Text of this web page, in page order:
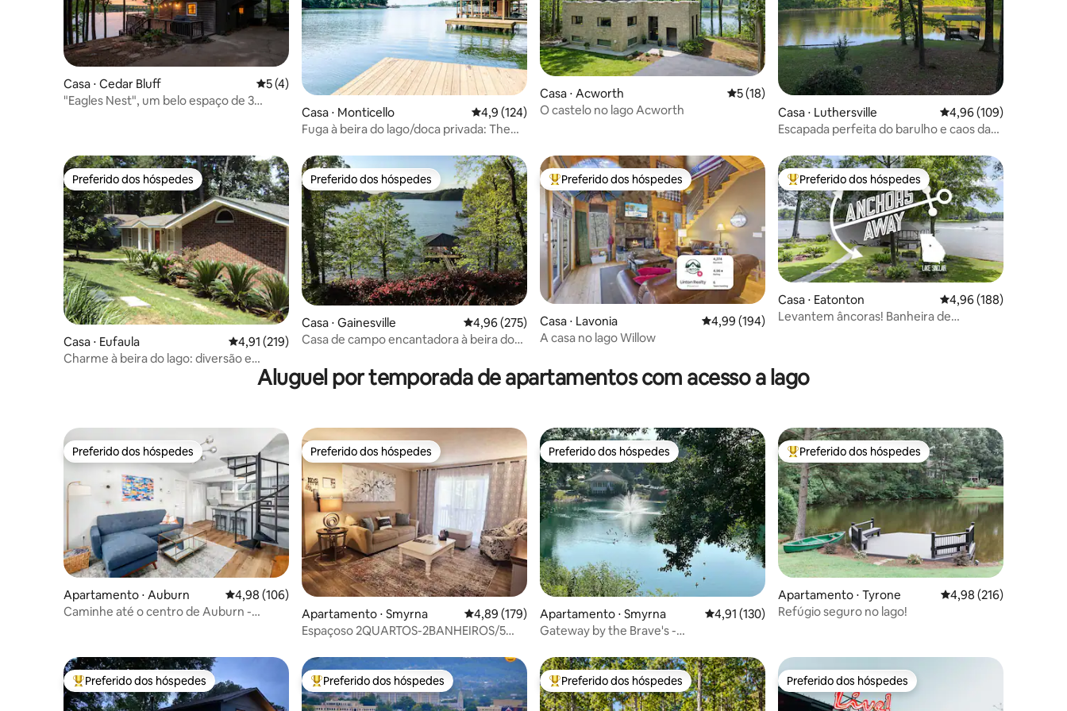
Casa ⋅ Cedar Bluff 5 de uma avaliação média de 5, 4 avaliações
5 (4)
"Eagles Nest", um belo espaço de 3
Casa ⋅ Monticello 4,9 de uma avaliação média de 5, 124 avaliações
4,9 (124)
Fuga à beira do lago/doca privada: The
Casa ⋅ Acworth 5 de uma avaliação média de 5, 18 avaliações
5 (18)
O castelo no lago Acworth
Casa ⋅ Luthersville 4,96 de uma avaliação
4,96 (109)
Escapada perfeita do barulho e caos da
Preferido dos hóspedes
Preferido dos hóspedes
Casa ⋅ Eufaula 4,91 de uma avaliação média de 5, 219 avaliações
4,91 (219)
Charme à beira do lago: diversão e
Preferido dos hóspedes
Preferido dos hóspedes
Casa ⋅ Gainesville 4,96 de uma avaliação média de 5, 275 avaliações
4,96 (275)
Casa de campo encantadora à beira do
Entre os melhores preferidos dos hóspedes
Preferido dos hóspedes
Casa ⋅ Lavonia 4,99 de uma avaliação média de 5, 194 avaliações
4,99 (194)
A casa no lago Willow
Entre os melhores preferidos dos hóspedes
Preferido dos hóspedes
Casa ⋅ Eatonton 4,96 de uma avaliação
4,96 (188)
Levantem âncoras! Banheira de
Aluguel por temporada de apartamentos com acesso a lago
Preferido dos hóspedes
Preferido dos hóspedes
Apartamento ⋅ Auburn 4,98 de uma avaliação média de 5, 106 avaliações
4,98 (106)
Caminhe até o centro de Auburn -
Preferido dos hóspedes
Preferido dos hóspedes
Apartamento ⋅ Smyrna 4,89 de uma avaliação média de 5, 179 avaliações
4,89 (179)
Espaçoso 2QUARTOS-2BANHEIROS/5
Turístico/estacionamento gratuito
Preferido dos hóspedes
Preferido dos hóspedes
Apartamento ⋅ Smyrna 4,91 de uma avaliação média de 5, 130 avaliações
4,91 (130)
Gateway by the Brave's -
aconchegante
Entre os melhores preferidos dos hóspedes
Preferido dos hóspedes
Apartamento ⋅ Tyrone 4,98 de uma avaliação
4,98 (216)
Refúgio seguro no lago!
Entre os melhores preferidos dos hóspedes
Preferido dos hóspedes Entre os melhores preferidos dos hóspedes
Preferido dos hóspedes Entre os melhores preferidos dos hóspedes
Preferido dos hóspedes Preferido dos hóspedes
Preferido dos hóspedes